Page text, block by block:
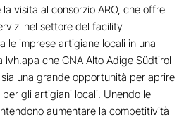
visita al consorzio ARO, che offre
nel settore del facility
le imprese artigiane locali in una
lvh.apa che CNA Alto Adige Südtirol
una grande opportunità per aprire
gli artigiani locali. Unendo le
aumentare la competitività